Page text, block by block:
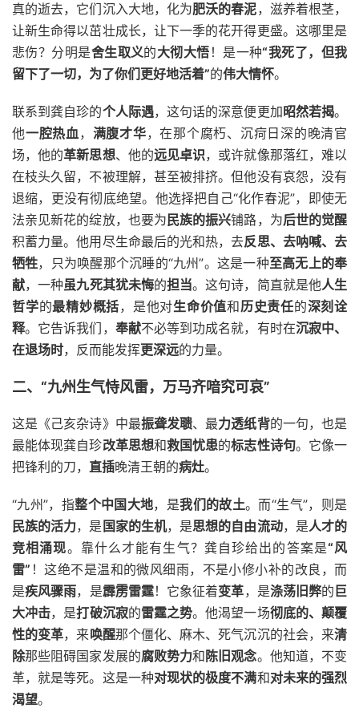
真的逝去，它们沉入大地，化为肥沃的春泥，滋养着根茎，
让新生命得以茁壮成长，让下一季的花开得更盛。这哪里是
悲伤？分明是舍生取义的大彻大悟 ！是一种“我死了，但我
留下了一切，为了你们更好地活着”的伟大情怀。
联系到龚自珍的个人际遇，这句话的深意便更加昭然若揭。
他一腔热血， 满腹才华，在那个腐朽、沉疴日深的晚清官
场，他的革新思想、他的远见卓识，或许就像那落红，难以
在枝头久留，不被理解，甚至被排挤。但他没有哀怨，没有
退缩，更没有彻底绝望。他选择把自己“化作春泥”，即使无
法亲见新花的绽放，也要为 民族的振兴铺路，为后世的觉醒
积蓄力量。他用尽生命最后的光和热，去反思、去呐喊、去
牺牲，只为唤醒那个沉睡的“九州”。这是一种至高无上的奉
献，一种虽九死其犹未悔的担当。这句诗，简直就是他人生
哲学的最精妙概括，是他对生命价值和历史责任的深刻诠
释。它告诉我们， 奉献不必等到功成名就，有时在沉寂中、
在退场时，反而能发挥更深远的力量。
二、“九州生气恃风雷，万马齐喑究可哀”
这是《己亥杂诗》中最振聋发聩、最力透纸背的一句，也是
最能体现龚自珍改革思想和救国忧患的标志性诗句。它像一
把锋利的刀， 直插晚清王朝的病灶。
“九州”，指整个中国大地，是我们的故土。而“生气”，则是
民族的活力，是 国家的生机，是思想的自由流动，是人才的
竞相涌现。靠什么才能有生气？龚自珍给出的答案是“风
雷” ！这绝不是温和的微风细雨，不是小修小补的改良，而
是疾风骤雨，是霹雳雷霆！它象征着变革，是涤荡旧弊的 巨
大冲击，是打破沉寂的雷霆之势。他渴望一场彻底的、颠覆
性的变革，来唤醒那个僵化、麻木、死气沉沉的社会，来清
除那些阻碍国家发展的腐败势力和 陈旧观念。他知道，不变
革，就是等死。这是一种对现状的极度不满和对未来的强烈
渴望。